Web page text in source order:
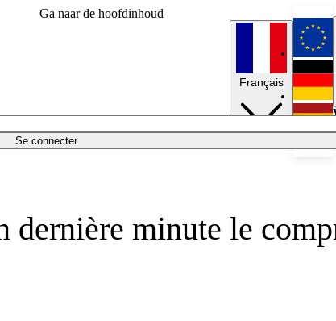
Ga naar de hoofdinhoud
Se connecter
Français
dernière minute le